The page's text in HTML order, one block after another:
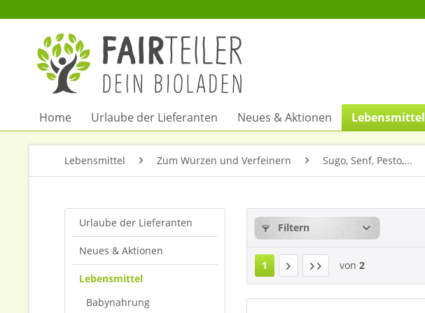
Home Urlaube der Lieferanten Neues & Aktionen Lebensmittel
Lebensmittel Zum Würzen und Verfeinern Sugo, Senf, Pesto,...
Urlaube der Lieferanten
Neues & Aktionen
Lebensmittel
Babynahrung
Filtern
1 von 2